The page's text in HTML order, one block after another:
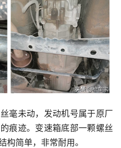
毫未动，发动机号属于原厂
痕迹。变速箱底部一颗螺丝
构简单，非常耐用。